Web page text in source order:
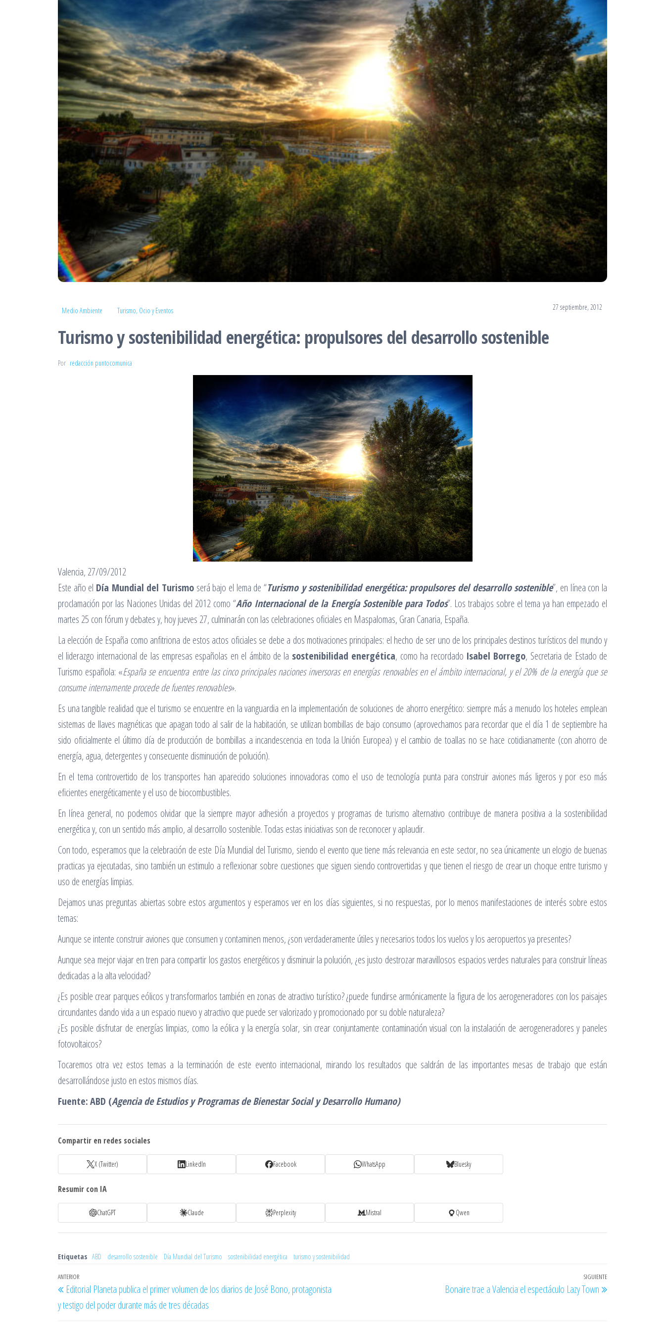
Medio Ambiente Turismo, Ocio y Eventos 27 septiembre, 2012
Turismo y sostenibilidad energética: propulsores del desarrollo sostenible
Por redacción puntocomunica
Valencia, 27/09/2012
Este año el Día Mundial del Turismoserá bajo el lema de “Turismo y sostenibilidad energética: propulsores del desarrollo sostenible”, en línea con la
proclamación por las Naciones Unidas del 2012 como “Año Internacional de la Energía Sostenible para Todos”. Los trabajos sobre el tema ya han empezado el
martes 25 con fórum y debates y, hoy jueves 27, culminarán con las celebraciones oficiales en Maspalomas, Gran Canaria, España.
La elección de España como anfitriona de estos actos oficiales se debe a dos motivaciones principales: el hecho de ser uno de los principales destinos turísticos del mundo y
el liderazgo internacional de las empresas españolas en el ámbito de la sostenibilidad energética, como ha recordado Isabel Borrego, Secretaria de Estado de
Turismo española: «España se encuentra entre las cinco principales naciones inversoras en energías renovables en el ámbito internacional, y el 20% de la energía que se
consume internamente procede de fuentes renovables».
Es una tangible realidad que el turismo se encuentre en la vanguardia en la implementación de soluciones de ahorro energético: siempre más a menudo los hoteles emplean
sistemas de llaves magnéticas que apagan todo al salir de la habitación, se utilizan bombillas de bajo consumo (aprovechamos para recordar que el día 1 de septiembre ha
sido oficialmente el último día de producción de bombillas a incandescencia en toda la Unión Europea) y el cambio de toallas no se hace cotidianamente (con ahorro de
energía, agua, detergentes y consecuente disminución de polución).
En el tema controvertido de los transportes han aparecido soluciones innovadoras como el uso de tecnología punta para construir aviones más ligeros y por eso más
eficientes energéticamente y el uso de biocombustibles.
En línea general, no podemos olvidar que la siempre mayor adhesión a proyectos y programas de turismo alternativo contribuye de manera positiva a la sostenibilidad
energética y, con un sentido más amplio, al desarrollo sostenible. Todas estas iniciativas son de reconocer y aplaudir.
Con todo, esperamos que la celebración de este Día Mundial del Turismo, siendo el evento que tiene más relevancia en este sector, no sea únicamente un elogio de buenas
practicas ya ejecutadas, sino también un estimulo a reflexionar sobre cuestiones que siguen siendo controvertidas y que tienen el riesgo de crear un choque entre turismo y
uso de energías limpias.
Dejamos unas preguntas abiertas sobre estos argumentos y esperamos ver en los días siguientes, si no respuestas, por lo menos manifestaciones de interés sobre estos
temas:
Aunque se intente construir aviones que consumen y contaminen menos, ¿son verdaderamente útiles y necesarios todos los vuelos y los aeropuertos ya presentes?
Aunque sea mejor viajar en tren para compartir los gastos energéticos y disminuir la polución, ¿es justo destrozar maravillosos espacios verdes naturales para construir líneas
dedicadas a la alta velocidad?
¿Es posible crear parques eólicos y transformarlos también en zonas de atractivo turístico? ¿puede fundirse armónicamente la figura de los aerogeneradores con los paisajes
circundantes dando vida a un espacio nuevo y atractivo que puede ser valorizado y promocionado por su doble naturaleza?
¿Es posible disfrutar de energías limpias, como la eólica y la energía solar, sin crear conjuntamente contaminación visual con la instalación de aerogeneradores y paneles
fotovoltaicos?
Tocaremos otra vez estos temas a la terminación de este evento internacional, mirando los resultados que saldrán de las importantes mesas de trabajo que están
desarrollándose justo en estos mismos días.
Fuente:ABD (Agencia de Estudios y Programas de Bienestar Social y Desarrollo Humano)
Compartir en redes sociales
X (Twitter) LinkedIn Facebook WhatsApp Bluesky
Resumir con IA
ChatGPT Claude Perplexity Mistral Qwen
Etiquetas ABD desarrollo sostenible Día Mundial del Turismo sostenibilidad energética turismo y sostenibilidad
Navegación
de
entradas
Entrada
anterior
ANTERIOR
Editorial Planeta publica el primer volumen de los diarios de José Bono, protagonista
y testigo del poder durante más de tres décadas
Entrada
siguiente
SIGUIENTE
Bonaire trae a Valencia el espectáculo Lazy Town